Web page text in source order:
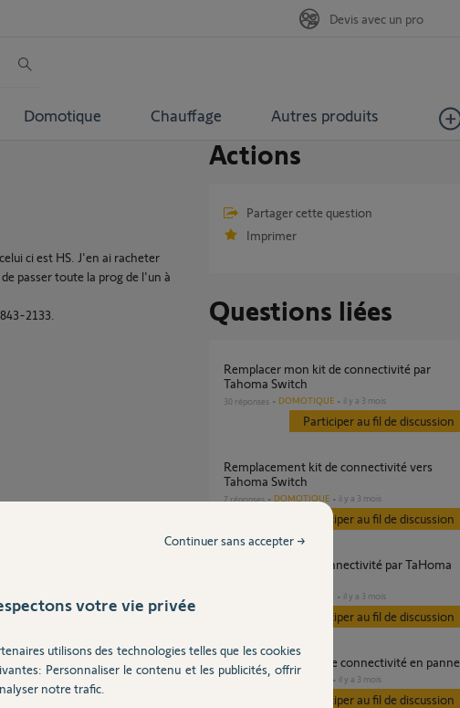
Domotique Chauffage Autres produits
Devis avec un pro
ci est HS. J'en ai racheter
passer toute la prog de l'un à
2133.
fil de discussion
Actions
Partager cette question
Imprimer
Questions liées
Remplacer mon kit de connectivité par
Tahoma Switch
30 réponses DOMOTIQUE il y a 3 mois
Participer au fil de discussion
Remplacement kit de connectivité vers
Tahoma Switch
7 réponses DOMOTIQUE il y a 3 mois
Participer au fil de discussion
DOMOTIQUE il y a 3 mois
Participer au fil de discussion
Remplacement kit de connectivité en panne
il y a 3 mois
Participer au fil de discussion
votre vie privée
utilisons des technologies telles que les cookies
Personnaliser le contenu et les publicités, offrir
notre trafic.
Continuer sans accepter →